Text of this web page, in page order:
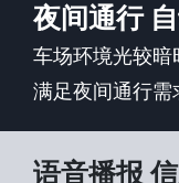
夜间通行
车场环境光较暗
满足夜间通行需
语音播报